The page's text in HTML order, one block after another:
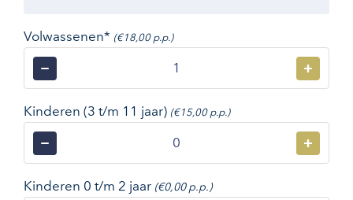
Volwassenen* (€18,00 p.p.)
− +
Kinderen (3 t/m 11 jaar) (€15,00 p.p.)
− +
Kinderen 0 t/m 2 jaar (€0,00 p.p.)